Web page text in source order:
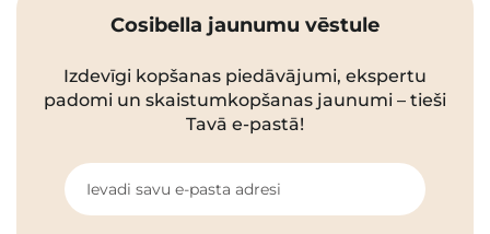
Cosibella jaunumu vēstule
Izdevīgi kopšanas piedāvājumi, ekspertu
padomi un skaistumkopšanas jaunumi – tieši
Tavā e-pastā!
Ievadi savu e-pasta adresi